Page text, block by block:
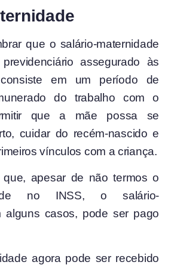
que o salário-maternidade
assegurado às
em um período de
do trabalho com o
que a mãe possa se
cuidar do recém-nascido e
vínculos com a criança.
apesar de não termos o
no INSS, o salário-
alguns casos, pode ser pago
agora pode ser recebido